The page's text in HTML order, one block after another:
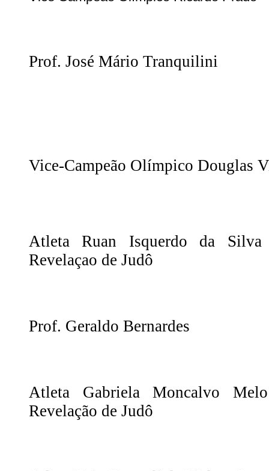
Prof. José Mário Tranquilini
Vice-Campeão Olímpico Douglas
Atleta Ruan Isquerdo da
Revelaçao de Judô
Prof. Geraldo Bernardes
Atleta Gabriela Moncalvo
Revelação de Judô